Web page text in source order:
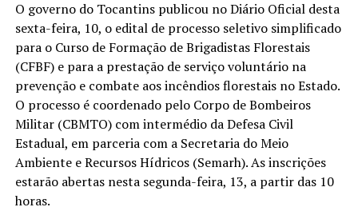
O governo do Tocantins publicou no Diário Oficial desta
sexta-feira, 10, o edital de processo seletivo simplificado
para o Curso de Formação de Brigadistas Florestais
(CFBF) e para a prestação de serviço voluntário na
prevenção e combate aos incêndios florestais no Estado.
O processo é coordenado pelo Corpo de Bombeiros
Militar (CBMTO) com intermédio da Defesa Civil
Estadual, em parceria com a Secretaria do Meio
Ambiente e Recursos Hídricos (Semarh). As inscrições
estarão abertas nesta segunda-feira, 13, a partir das 10
horas.